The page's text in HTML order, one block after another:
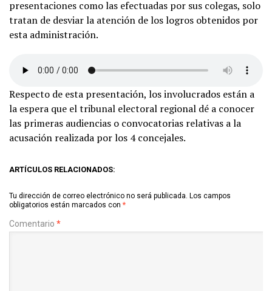
presentaciones como las efectuadas por sus colegas, solo
tratan de desviar la atención de los logros obtenidos por
esta administración.
Respecto de esta presentación, los involucrados están a
la espera que el tribunal electoral regional dé a conocer
las primeras audiencias o convocatorias relativas a la
acusación realizada por los 4 concejales.
ARTÍCULOS RELACIONADOS:
Tu dirección de correo electrónico no será publicada. Los campos
obligatorios están marcados con *
Comentario *